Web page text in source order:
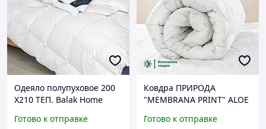
Одеяло полупуховое 200
Х210 ТЕП. Balak Home
Готово к отправке
Ковдра ПРИРОДА
"MEMBRANA PRINT" ALOE
Готово к отправке